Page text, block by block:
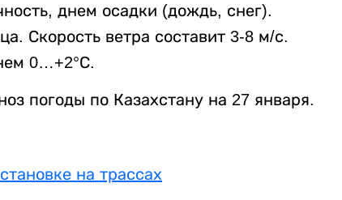
днем осадки (дождь, снег).
Скорость ветра составит 3-8 м/с.
0…+2°С.
погоды по Казахстану на 27 января.
на трассах